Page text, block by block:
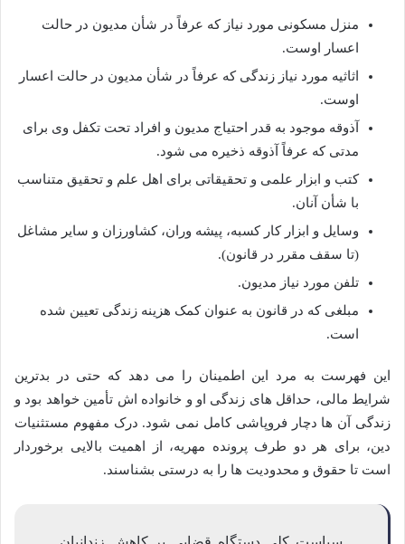
منزل مسکونی مورد نیاز که عرفاً در شأن مدیون در حالت
اعسار اوست.
اثاثیه مورد نیاز زندگی که عرفاً در شأن مدیون در حالت اعسار
اوست.
آذوقه موجود به قدر احتیاج مدیون و افراد تحت تکفل وی برای
مدتی که عرفاً آذوقه ذخیره می شود.
کتب و ابزار علمی و تحقیقاتی برای اهل علم و تحقیق متناسب
با شأن آنان.
وسایل و ابزار کار کسبه، پیشه وران، کشاورزان و سایر مشاغل
(تا سقف مقرر در قانون).
تلفن مورد نیاز مدیون.
مبلغی که در قانون به عنوان کمک هزینه زندگی تعیین شده
است.
این فهرست به مرد این اطمینان را می دهد که حتی در بدترین
شرایط مالی، حداقل های زندگی او و خانواده اش تأمین خواهد بود و
زندگی آن ها دچار فروپاشی کامل نمی شود. درک مفهوم مستثنیات
دین، برای هر دو طرف پرونده مهریه، از اهمیت بالایی برخوردار
است تا حقوق و محدودیت ها را به درستی بشناسند.